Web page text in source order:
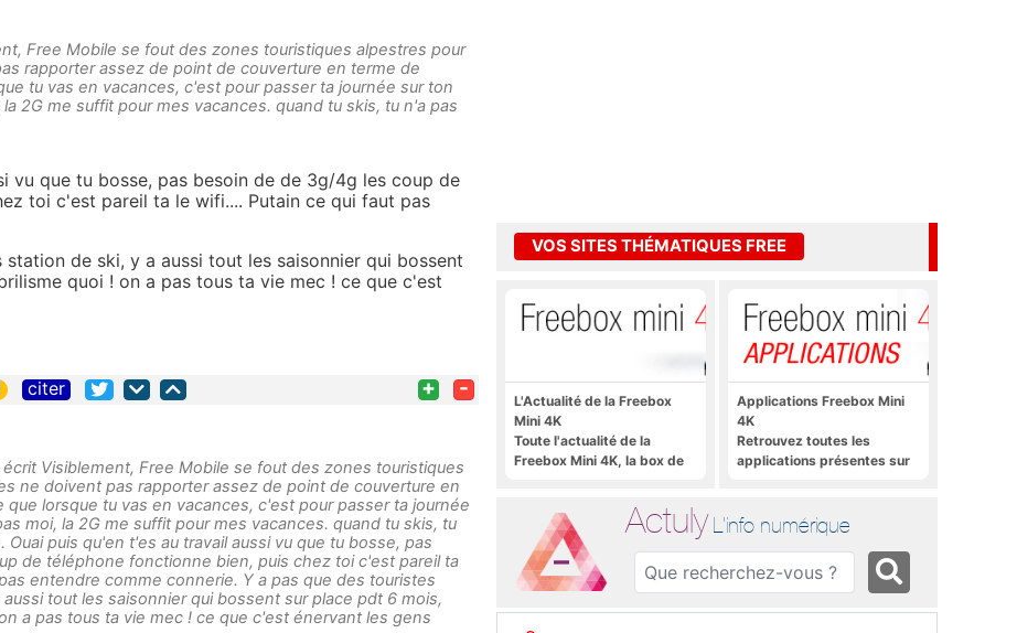
Free Mobile se fout des zones touristiques alpestres pour
rapporter assez de point de couverture en terme de
tu vas en vacances, c'est pour passer ta journée sur ton
2G me suffit pour mes vacances. quand tu skis, tu n'a pas
vu que tu bosse, pas besoin de de 3g/4g les coup de
toi c'est pareil ta le wifi.... Putain ce qui faut pas
de ski, y a aussi tout les saisonnier qui bossent
quoi ! on a pas tous ta vie mec ! ce que c'est
citer + -
Visiblement, Free Mobile se fout des zones touristiques
ne doivent pas rapporter assez de point de couverture en
que lorsque tu vas en vacances, c'est pour passer ta journée
moi, la 2G me suffit pour mes vacances. quand tu skis, tu
puis qu'en t'es au travail aussi vu que tu bosse, pas
de téléphone fonctionne bien, puis chez toi c'est pareil ta
entendre comme connerie. Y a pas que des touristes
tout les saisonnier qui bossent sur place pdt 6 mois,
a pas tous ta vie mec ! ce que c'est énervant les gens
VOS SITES THÉMATIQUES FREE
L'Actualité de la Freebox
Mini 4K
Toute l'actualité de la
Freebox Mini 4K, la box de
Applications Freebox Mini
4K
Retrouvez toutes les
applications présentes sur
Actuly L'info numérique